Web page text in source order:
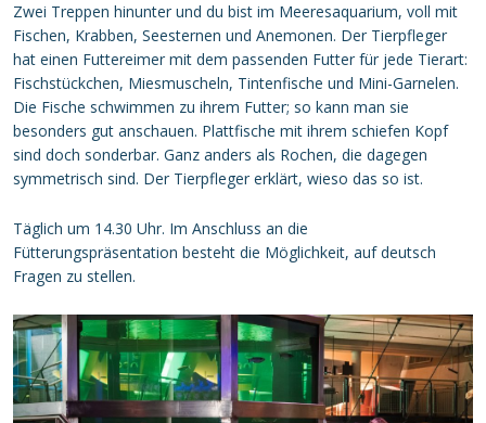
Zwei Treppen hinunter und du bist im Meeresaquarium, voll mit
Fischen, Krabben, Seesternen und Anemonen. Der Tierpfleger
hat einen Futtereimer mit dem passenden Futter für jede Tierart:
Fischstückchen, Miesmuscheln, Tintenfische und Mini-Garnelen.
Die Fische schwimmen zu ihrem Futter; so kann man sie
besonders gut anschauen. Plattfische mit ihrem schiefen Kopf
sind doch sonderbar. Ganz anders als Rochen, die dagegen
symmetrisch sind. Der Tierpfleger erklärt, wieso das so ist.
Täglich um 14.30 Uhr. Im Anschluss an die
Fütterungspräsentation besteht die Möglichkeit, auf deutsch
Fragen zu stellen.